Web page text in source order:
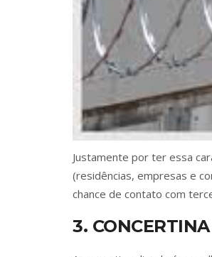
Justamente por ter essa
(residências, empresas e
chance de contato com
3.